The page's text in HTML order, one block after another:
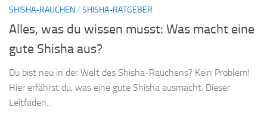
SHISHA-RAUCHEN/ SHISHA-RATGEBER
Alles, was du wissen musst: Was macht eine
gute Shisha aus?
Du bist neu in der Welt des Shisha-Rauchens? Kein Problem!
Hier erfährst du, was eine gute Shisha ausmacht. Dieser
Leitfaden...